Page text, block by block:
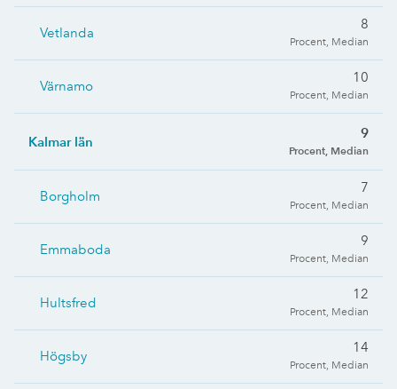
Vetlanda
8
Procent, Median
Värnamo
10
Procent, Median
Kalmar län
9
Procent, Median
Borgholm
7
Procent, Median
Emmaboda
9
Procent, Median
Hultsfred
12
Procent, Median
Högsby
14
Procent, Median